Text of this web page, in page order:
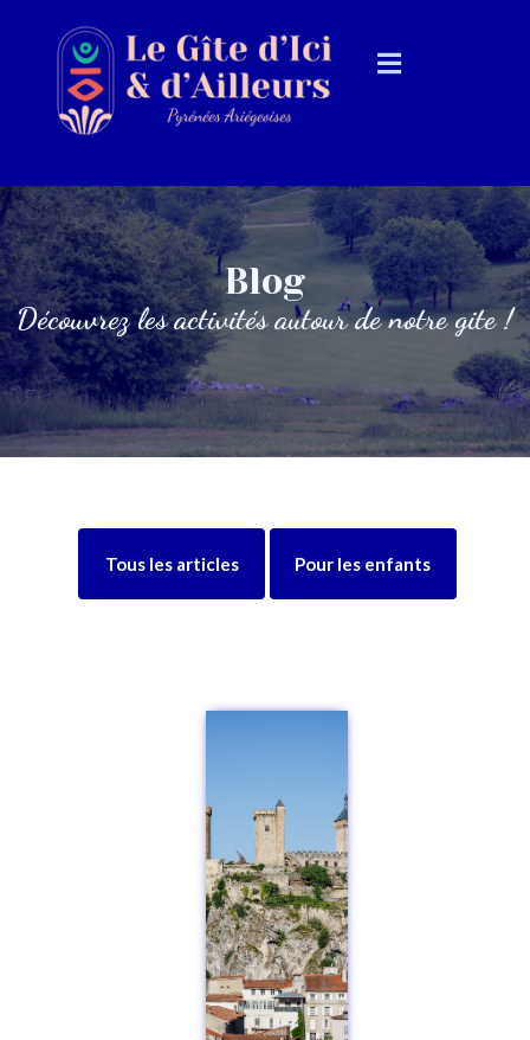
Blog
Découvrez les activités autour de notre gite !
Tous les articles Pour les enfants